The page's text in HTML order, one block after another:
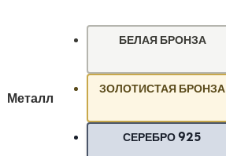
Металл
БЕЛАЯ БРОНЗА
ЗОЛОТИСТАЯ БРОНЗА
СЕРЕБРО 925